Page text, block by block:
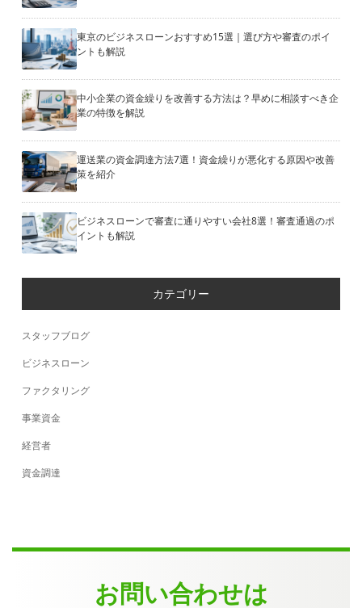
東京のビジネスローンおすすめ15選｜選び方や審査のポイ
ントも解説
中小企業の資金繰りを改善する方法は？早めに相談すべき企
業の特徴を解説
運送業の資金調達方法7選！資金繰りが悪化する原因や改善
策を紹介
ビジネスローンで審査に通りやすい会社8選！審査通過のポ
イントも解説
カテゴリー
スタッフブログ
ビジネスローン
ファクタリング
事業資金
経営者
資金調達
お問い合わせは